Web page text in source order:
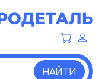
НАЙТИ